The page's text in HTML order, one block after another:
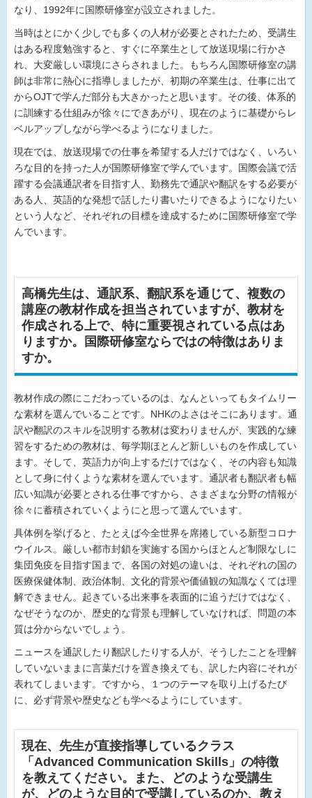
なり、1992年に国際研修室が設立されました。
当時はとにかく少しでも多くの人材が必要とされたため、受講生
はある程度勉強すると、すぐに卒業生として放送現場に行かさ
れ、大変厳しい環境にさらされました。もちろん国際研修室の講
師は非常に熱心に指導しましたが、初期の卒業生は、仕事に出て
からOJTで学んだ部分も大きかったと思います。その後、体系的
に訓練する仕組みが徐々にできあがり、現在のように基礎からレ
ベルアップしながら学べるようになりました。
現在では、放送現場での仕事を希望する人だけではなく、いろい
ろな目的を持った人が国際研修室で学んでいます。国際会議で活
躍する会議通訳者を目指す人、勤務先で通訳や翻訳をする必要が
ある人、英語的な発想で話したり書いたりできるようになりたい
という人など、それぞれの目標を達成するために国際研修室で学
んでいます。
高橋先生は、通訳系、翻訳系を通じて、複数の
講座の教材作成を担当されていますが、教材を
作成される上で、特に重要視されている点はあ
りますか。国際研修室ならではの特徴はありま
すか。
教材作成の際にこだわっているのは、なんといってもタイムリー
な素材を選んでいることです。NHKのよさはそこにあります。通
訳や翻訳のスキルを説明する教材は変わりませんが、実践的な練
習をするための教材は、毎学期ほとんど新しいものを作成してい
ます。そして、英語力が向上するだけではなく、その内容も知識
として身に付くような素材を選んでいます。通訳者も翻訳者も幅
広い知識が必要とされる仕事ですから、さまざまな分野の情報が
徐々に蓄積されていくようにと思って選んでいます。
具体例を挙げると、たとえば今全世界を席捲している新型コロナ
ウイルス。厳しい都市封鎖を実施する国からほとんど制限なしに
集団免疫を目指す国まで、各国の対処の違いは、それぞれの国の
医療保健体制、政治体制、文化的背景や価値観の知識なくては理
解できません。起きている出来事を表面的に追うだけではなく、
なぜそうなのか、歴史的な背景も理解していなければ、問題の本
質は分からないでしょう。
ニュースを通訳したり翻訳したりする人が、そうしたことを理解
していないままに言葉だけを置き換えても、訳した内容にそれが
表れてしまいます。ですから、１つのテーマを取り上げるたび
に、必ず背景や歴史なども学べるようにしています。
現在、先生が直接指導しているクラス
「Advanced Communication Skills」の特徴
を教えてください。また、どのような受講生
が、どのような目的で受講しているのか、教え